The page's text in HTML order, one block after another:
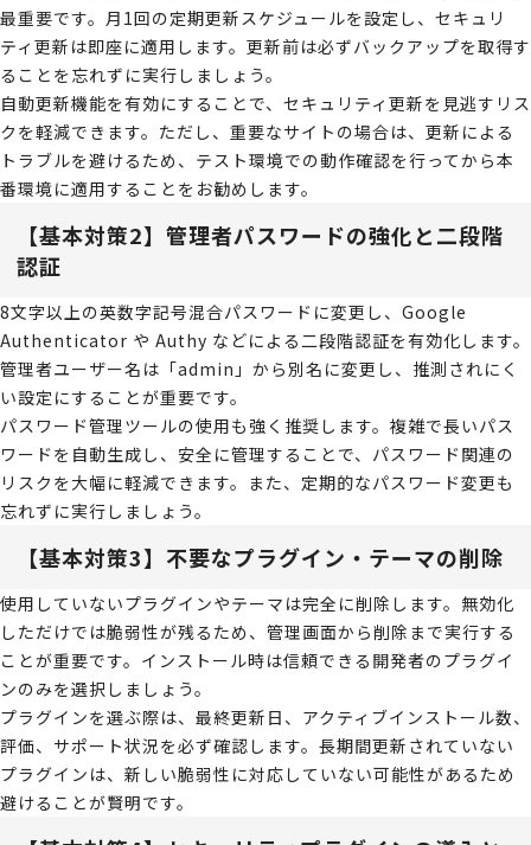
最重要です。月1回の定期更新スケジュールを設定し、セキュリ
ティ更新は即座に適用します。更新前は必ずバックアップを取得す
ることを忘れずに実行しましょう。
自動更新機能を有効にすることで、セキュリティ更新を見逃すリス
クを軽減できます。ただし、重要なサイトの場合は、更新による
トラブルを避けるため、テスト環境での動作確認を行ってから本
番環境に適用することをお勧めします。
【基本対策2】管理者パスワードの強化と二段階
認証
8文字以上の英数字記号混合パスワードに変更し、Google
Authenticator や Authy などによる二段階認証を有効化します。
管理者ユーザー名は「admin」から別名に変更し、推測されにく
い設定にすることが重要です。
パスワード管理ツールの使用も強く推奨します。複雑で長いパス
ワードを自動生成し、安全に管理することで、パスワード関連の
リスクを大幅に軽減できます。また、定期的なパスワード変更も
忘れずに実行しましょう。
【基本対策3】不要なプラグイン・テーマの削除
使用していないプラグインやテーマは完全に削除します。無効化
しただけでは脆弱性が残るため、管理画面から削除まで実行する
ことが重要です。インストール時は信頼できる開発者のプラグイ
ンのみを選択しましょう。
プラグインを選ぶ際は、最終更新日、アクティブインストール数、
評価、サポート状況を必ず確認します。長期間更新されていない
プラグインは、新しい脆弱性に対応していない可能性があるため
避けることが賢明です。